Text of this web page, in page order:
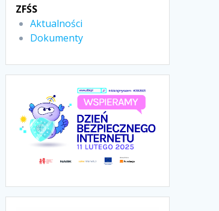
ZFŚS
Aktualności
Dokumenty